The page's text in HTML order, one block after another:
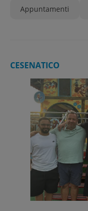
Appuntamenti
CESENATICO